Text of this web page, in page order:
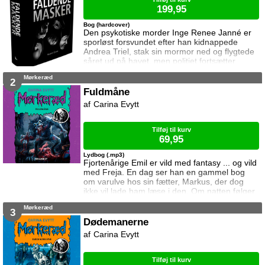
Den psykotiske morder Inge Renee Janné er
sporløst forsvundet efter han kidnappede
Andrea Triel, stak sin mormor ned og flygtede
såret ud på havet, men politiet fortsætter
menneskejagten til Janné findes, død eller
mysterium som længe har naget ham: en serie
sammen med en ukendt mand. Havde Dorte
Bog (hardcover)
199,95
2 Mørkeræd
Fuldmåne
Fjortenårige Emil er vild med fantasy ... og vild
med Freja. En dag ser han en gammel bog
om varulve hos sin fætter, Markus, der dog
ikke vil lade ham læse i den. Om natten følger
Emil efter Markus ud i skoven og opdager at
er for alle børn og unge der godt kan lide at
gyse.
Lydbog (.mp3)
Carina Evytt
Tilføj til kurv
69,95
3 Mørkeræd
Dødemanerne
Carina Evytt
Tilføj til kurv